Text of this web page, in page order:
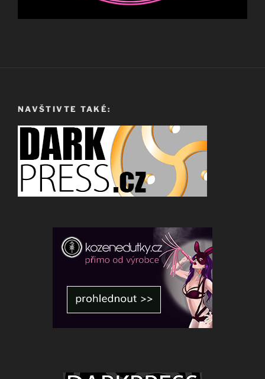
NAVŠTIVTE TAKÉ: